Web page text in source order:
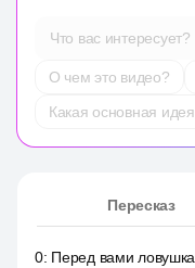
Что вас интересует?
О чем это видео?
Какая основная
Пересказ
0: Перед вами